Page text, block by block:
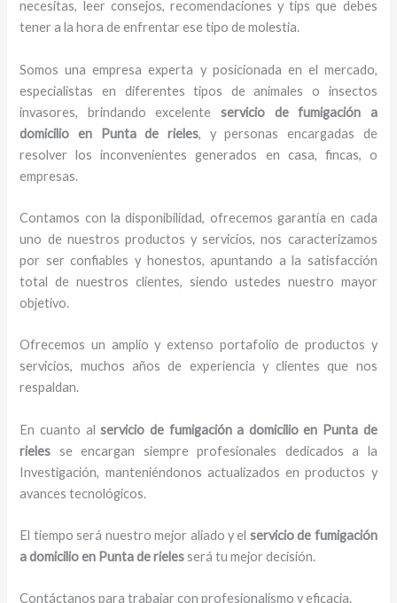
necesitas, leer consejos, recomendaciones y tips que debes
tener a la hora de enfrentar ese tipo de molestia.
Somos una empresa experta y posicionada en el mercado,
especialistas en diferentes tipos de animales o insectos
invasores, brindando excelente servicio de fumigación a
domicilio en Punta de rieles, y personas encargadas de
resolver los inconvenientes generados en casa, fincas, o
empresas.
Contamos con la disponibilidad, ofrecemos garantía en cada
uno de nuestros productos y servicios, nos caracterizamos
por ser confiables y honestos, apuntando a la satisfacción
total de nuestros clientes, siendo ustedes nuestro mayor
objetivo.
Ofrecemos un amplio y extenso portafolio de productos y
servicios, muchos años de experiencia y clientes que nos
respaldan.
En cuanto alservicio de fumigación a domicilioen Punta de
rieles se encargan siempre profesionales dedicados a la
Investigación, manteniéndonos actualizados en productos y
avances tecnológicos.
El tiempo será nuestro mejor aliado y el servicio de fumigación
a domicilioen Punta de rielesserá tu mejor decisión.
Contáctanos para trabajar con profesionalismo y eficacia.